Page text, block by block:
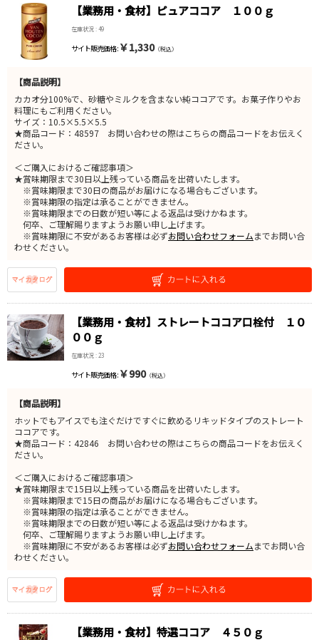
【業務用・食材】ピュアココア １００ｇ
在庫状況 : 49
サイト販売価格 : ￥1,330（税込）
【商品説明】
カカオ分100%で、砂糖やミルクを含まない純ココアです。お菓子作りやお
料理にもご利用ください。
サイズ：10.5×5.5×5.5
★商品コード：48597 お問い合わせの際はこちらの商品コードをお伝えく
ださい。
＜ご購入におけるご確認事項＞
★賞味期限まで30日以上残っている商品を出荷いたします。
※賞味期限まで30日の商品がお届けになる場合もございます。
※賞味期限の指定は承ることができません。
※賞味期限までの日数が短い等による返品は受けかねます。
何卒、ご理解賜りますようお願い申し上げます。
※賞味期限に不安があるお客様は必ずお問い合わせフォームまでお問い合
わせください。
【業務用・食材】ストレートココア口栓付 １０
００ｇ
在庫状況 : 23
サイト販売価格 : ￥990（税込）
【商品説明】
ホットでもアイスでも注ぐだけですぐに飲めるリキッドタイプのストレート
ココアです。
★商品コード：42846 お問い合わせの際はこちらの商品コードをお伝えく
ださい。
＜ご購入におけるご確認事項＞
★賞味期限まで15日以上残っている商品を出荷いたします。
※賞味期限まで15日の商品がお届けになる場合もございます。
※賞味期限の指定は承ることができません。
※賞味期限までの日数が短い等による返品は受けかねます。
何卒、ご理解賜りますようお願い申し上げます。
※賞味期限に不安があるお客様は必ずお問い合わせフォームまでお問い合
わせください。
【業務用・食材】特選ココア ４５０ｇ